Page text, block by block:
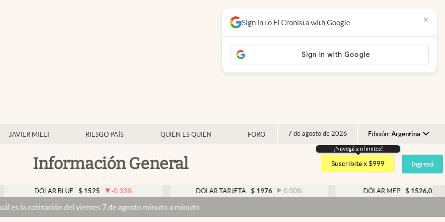
JAVIER MILEI RIESGO PAÍS QUIÉN ES QUIÉN FORO 7 de agosto de 2026 Edición: Argentina
Argentina
España
USA
Información General
¡Navegá sin limites!
Suscribite x $999 Ingresá
DÓLAR BLUE $ 1525 -0.33 % DÓLAR TARJETA $ 1976 0.00 % DÓLAR MEP $ 1526,03 0.43
del viernes 7 de agosto minuto a minuto
Sign in to El Cronista with Google ×